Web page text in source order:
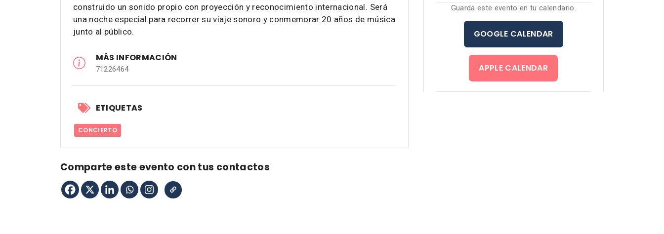
construido un sonido propio con proyección y reconocimiento internacional. Será
una noche especial para recorrer su viaje sonoro y conmemorar 20 años de música
junto al público.
MÁS INFORMACIÓN
71226464
ETIQUETAS
CONCIERTO
Guarda este evento en tu calendario.
GOOGLE CALENDAR
APPLE CALENDAR
Comparte este evento con tus contactos